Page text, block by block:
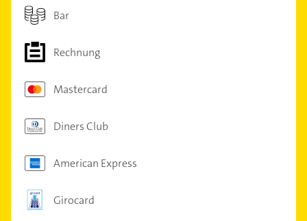
Bar
Rechnung
Mastercard
Diners Club
American Express
Girocard